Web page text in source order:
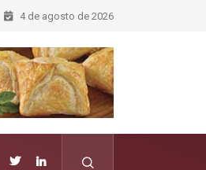
4 de agosto de 2026